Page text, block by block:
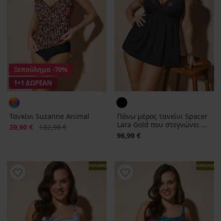
Ξεπούλημα -70%
1+1 ΔΩΡΕΑΝ
Τανκίνι Suzanne Animal
Έκπτωση
39,90 € Αρχική τιμή
132,98 €
Πάνω μέρος τανκίνι Spacer
Lara Gold που στεγνώνει ...
96,99 €
ΠΕΡΙΟΡΙΣΜΕΝΑ